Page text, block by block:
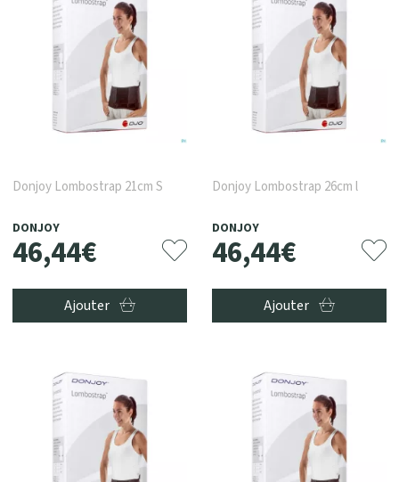
Donjoy Lombostrap 21cm S
DONJOY
46,44€
Ajouter
Donjoy Lombostrap 26cm l
DONJOY
46,44€
Ajouter